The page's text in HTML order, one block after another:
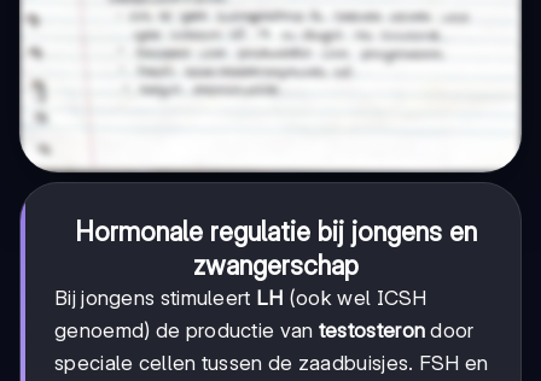
Hormonale regulatie bij jongens en
zwangerschap
Bij jongens stimuleert LH (ook wel ICSH
genoemd) de productie van testosteron door
speciale cellen tussen de zaadbuisjes. FSH en